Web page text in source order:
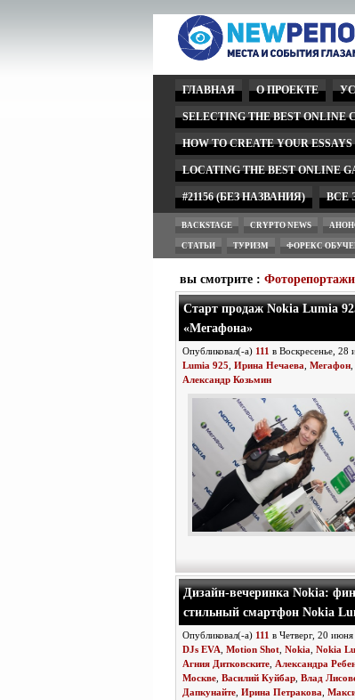
ГЛАВНАЯ О ПРОЕКТЕ
SELECTING THE BEST ONLINE
HOW TO CREATE YOUR
LOCATING THE BEST ONLINE
#21156 (БЕЗ НАЗВАНИЯ) ВСЕ
BACKSTAGE CRYPTO NEWS
СТАТЬИ ТУРИЗМ ФОРЕКС
вы смотрите :
Старт продаж Nokia Lumia
«Мегафона»
Опубликовал(-а) 111 в Воскресенье, 28
Lumia 925 Ирина Нечаева Мегафон
Александр Козьмин
Дизайн-вечеринка Nokia:
стильный смартфон Nokia
Опубликовал(-а) 111 в Четверг, 20
DJs EVA Motion Shot Nokia Nokia
Агния Дитковските Александра
Москве Василий Куйбар Влад
Дапкунайте Ирина Петракова